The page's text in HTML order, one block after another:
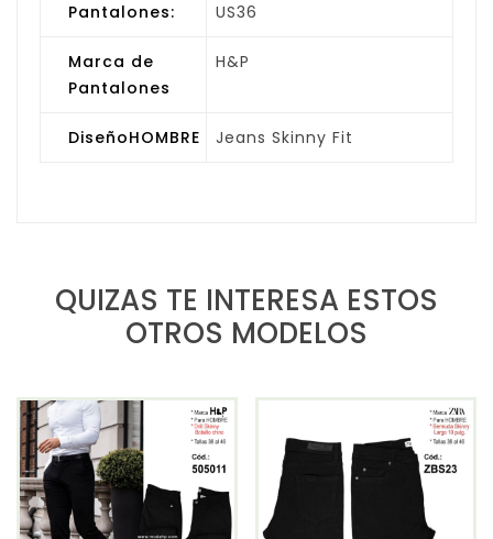
Pantalones:
US36
Marca de
Pantalones
H&P
DiseñoHOMBRE Jeans Skinny Fit
QUIZAS TE INTERESA ESTOS
OTROS MODELOS